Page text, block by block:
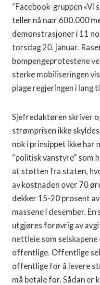
“Facebook-gruppen «Vi
teller nå nær 600.000
demonstrasjoner i 11
torsdag 20. januar.
bompengeprotestene
sterke mobiliseringen
plage regjeringen i lang
Sjefredaktøren skriver
strømprisen ikke
nok i prinsippet ikke har
“politisk vanstyre” som
at støtten fra staten,
av kostnaden over 70
dekker 15-20 prosent
massene i desember.
utgjøres forøvrig av
nettleie som
offentlige. Offentlige
offentlige for å levere
må betale for. Sådan er